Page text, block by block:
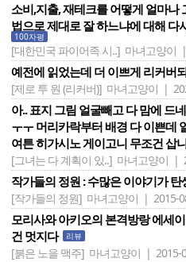
소비,지출, 재테크를 어떻게 얼마
법으로 제대로 잘 하느냐에 대해
100자평
[대한민국 파이어족 시..] 마녀고양이
예전에 읽었는데 더 이쁘게 리커버
[제로 투 원 (리커버)] 마녀고양이 |
아.. 표지 그림 얼굴빼고 다 맘에 드
ㅜㅜ 머리카락부터 배경 다 이쁜데
여튼 히가시노 게이고니 무조건 삽
[그녀는 다 계획이 있..] 마녀고양이 |
작가들의 정원 : 수많은 이야기가
[작가들의 정원] 마녀고양이 | 2015-
모리사와 아키오의 본격방랑 에세
건 멋지다
리뷰
[붉은 노을 맥주] 마녀고양이 | 2015-